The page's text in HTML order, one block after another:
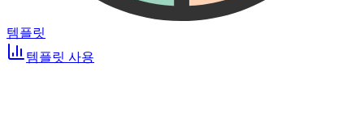
템플릿
템플릿 사용